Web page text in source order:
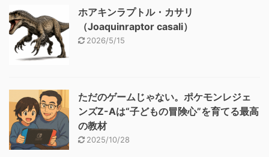
ホアキンラプトル・カサリ
（Joaquinraptor casali）
2026/5/15
ただのゲームじゃない。ポケモンレジェ
ンズZ-Aは“子どもの冒険心”を育てる最高
の教材
2025/10/28